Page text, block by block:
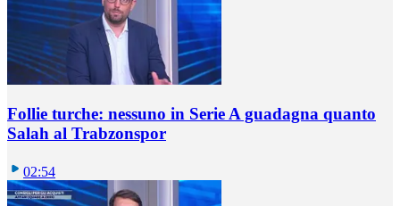
Follie turche: nessuno in Serie A guadagna quanto
Salah al Trabzonspor
02:54